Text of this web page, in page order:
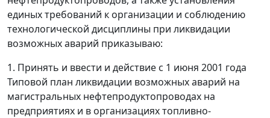
единых требований к организации и соблюдению
технологической дисциплины при ликвидации
возможных аварий приказываю:
1. Принять и ввести и действие с 1 июня 2001 года
Типовой план ликвидации возможных аварий на
магистральных нефтепродуктопроводах на
предприятиях и в организациях топливно-